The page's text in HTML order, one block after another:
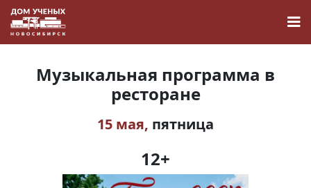
Новости
Наука
Музыкальная программа в
ресторане
15 мая, пятница
12+